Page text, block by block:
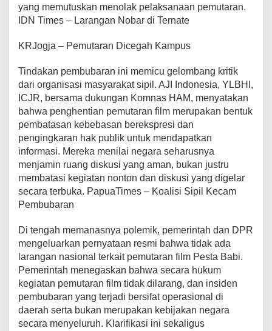
yang memutuskan menolak pelaksanaan pemutaran.
IDN Times – Larangan Nobar di Ternate
KRJogja – Pemutaran Dicegah Kampus
Tindakan pembubaran ini memicu gelombang kritik
dari organisasi masyarakat sipil. AJI Indonesia, YLBHI,
ICJR, bersama dukungan Komnas HAM, menyatakan
bahwa penghentian pemutaran film merupakan bentuk
pembatasan kebebasan berekspresi dan
pengingkaran hak publik untuk mendapatkan
informasi. Mereka menilai negara seharusnya
menjamin ruang diskusi yang aman, bukan justru
membatasi kegiatan nonton dan diskusi yang digelar
secara terbuka. PapuaTimes – Koalisi Sipil Kecam
Pembubaran
Di tengah memanasnya polemik, pemerintah dan DPR
mengeluarkan pernyataan resmi bahwa tidak ada
larangan nasional terkait pemutaran film Pesta Babi.
Pemerintah menegaskan bahwa secara hukum
kegiatan pemutaran film tidak dilarang, dan insiden
pembubaran yang terjadi bersifat operasional di
daerah serta bukan merupakan kebijakan negara
secara menyeluruh. Klarifikasi ini sekaligus